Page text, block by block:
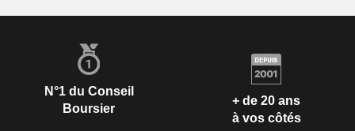
N°1 du Conseil
Boursier
+ de 20 ans
à vos côtés